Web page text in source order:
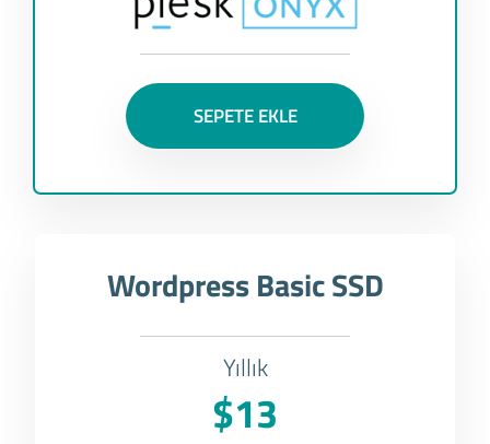
SEPETE EKLE
Wordpress Basic SSD
Yıllık
$13